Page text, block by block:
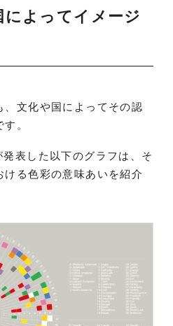
よってイメージ
文化や国によってその認
。
発表した以下のグラフは、そ
る色彩の意味あいを紹介